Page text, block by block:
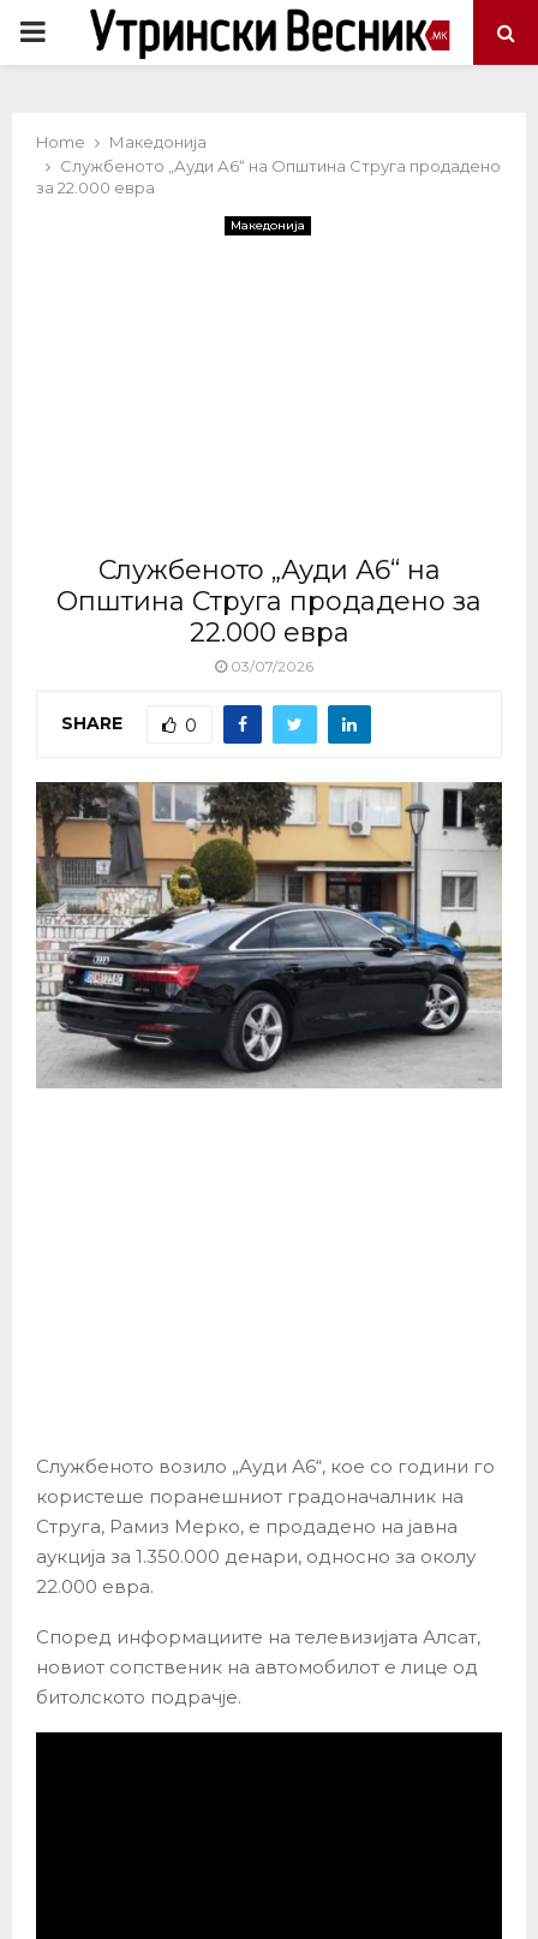
PRIMARY
Home
Македонија
Службеното „Ауди А6“ на Општина Струга продадено
за 22.000 евра
Македонија
Службеното „Ауди А6“ на
Општина Струга продадено за
22.000 евра
03/07/2026
SHARE 0
Службеното возило „Ауди А6“, кое со години го
користеше поранешниот градоначалник на
Струга, Рамиз Мерко, е продадено на јавна
аукција за 1.350.000 денари, односно за околу
22.000 евра.
Според информациите на телевизијата Алсат,
новиот сопственик на автомобилот е лице од
битолското подрачје.